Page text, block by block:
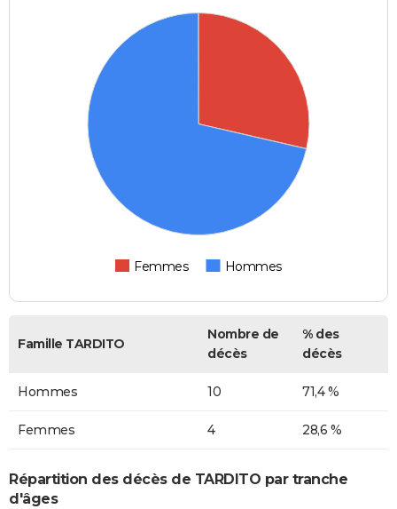
Femmes Hommes
Famille TARDITO
Nombre de
décès
% des
décès
Hommes 10 71,4 %
Femmes 4 28,6 %
Répartition des décès de TARDITO par tranche
d'âges